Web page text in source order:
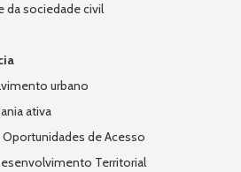
da sociedade civil
urbano
ativa
Oportunidades de Acesso
Territorial